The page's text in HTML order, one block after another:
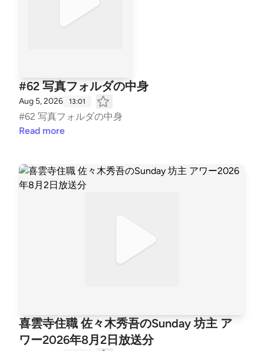
#62 写真フォルダの中身
Aug 5, 2026 13:01
#62 写真フォルダの中身
Read more
喜雲寺住職 佐々木秀吾のSunday 坊主 ア
ワー2026年8月2日放送分